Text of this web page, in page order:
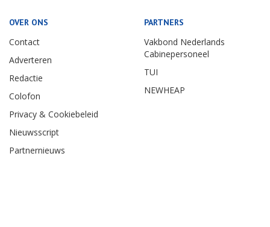
OVER ONS
Contact
Adverteren
Redactie
Colofon
Privacy & Cookiebeleid
Nieuwsscript
Partnernieuws
PARTNERS
Vakbond Nederlands
Cabinepersoneel
TUI
NEWHEAP